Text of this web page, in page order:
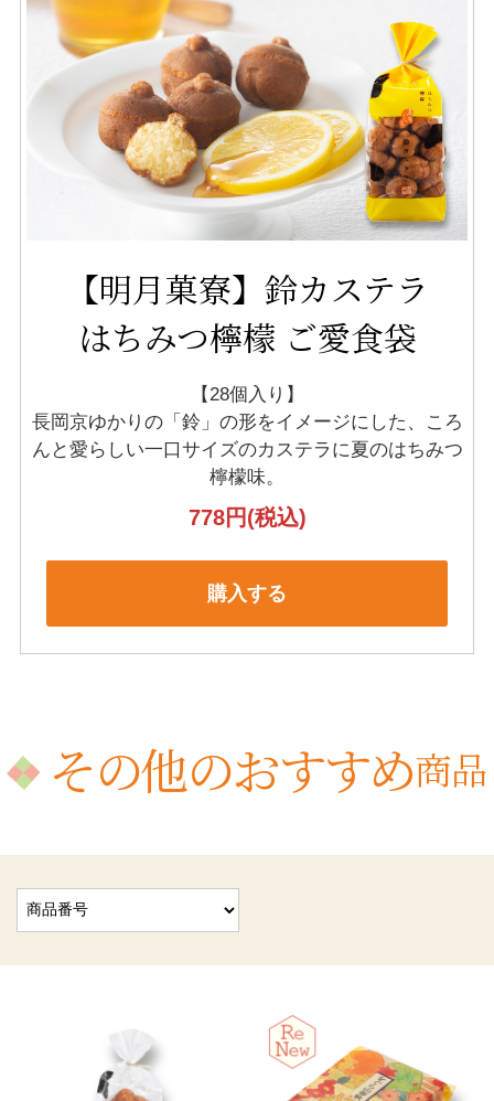
【明月菓寮】鈴カステラ
はちみつ檸檬 ご愛食袋
【28個入り】
長岡京ゆかりの「鈴」の形をイメージにした、
ころ
んと愛らしい一口サイズのカステラに夏のはちみつ
檸檬味。
778円(税込)
購入する
その他のおすすめ商品